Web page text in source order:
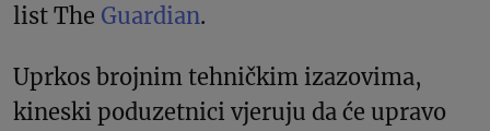
list The Guardian.
Uprkos brojnim tehničkim izazovima,
kineski poduzetnici vjeruju da će upravo